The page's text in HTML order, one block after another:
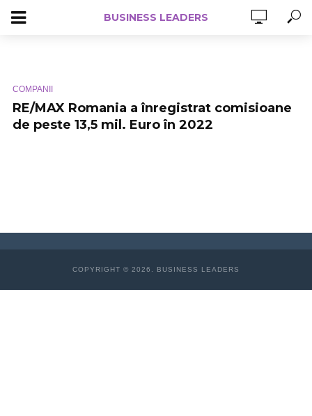
BUSINESS LEADERS
COMPANII
RE/MAX Romania a înregistrat comisioane
de peste 13,5 mil. Euro în 2022
COPYRIGHT © 2026. BUSINESS LEADERS